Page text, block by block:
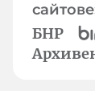
БНР